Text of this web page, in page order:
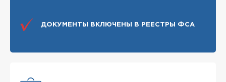
ДОКУМЕНТЫ ВКЛЮЧЕНЫ В РЕЕСТРЫ ФСА